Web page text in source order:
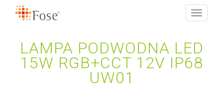
Toggle
LAMPA PODWODNA LED
15W RGB+CCT 12V IP68
UW01